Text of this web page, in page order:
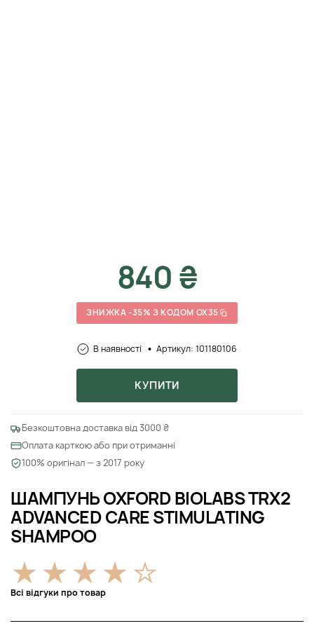
ШАМПУНЬ OXFORD BIOLABS TRX2
ADVANCED CARE STIMULATING
SHAMPOO
Всі відгуки про товар
840 ₴
ЗНИЖКА -35% З КОДОМ OX35
В наявності Артикул: 101180106
КУПИТИ
Безкоштовна доставка від 3000 ₴
Оплата карткою або при отриманні
100% оригінал — з 2017 року